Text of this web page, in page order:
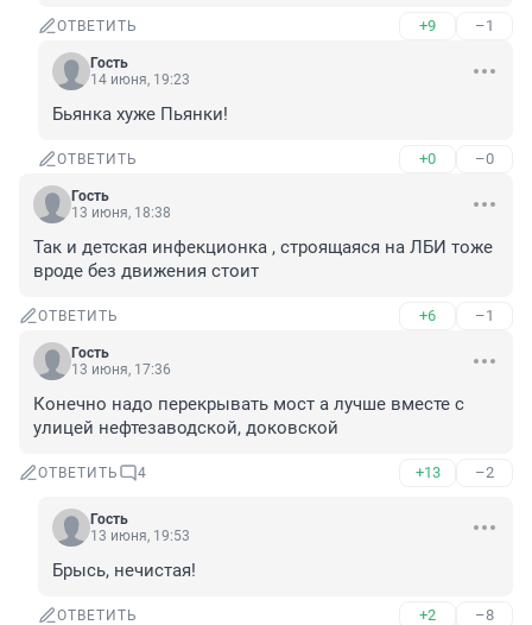
ОТВЕТИТЬ +9 –1
Гость
14 июня, 19:23
Бьянка хуже Пьянки!
ОТВЕТИТЬ +0 –0
Гость
13 июня, 18:38
Так и детская инфекционка , строящаяся на ЛБИ тоже
вроде без движения стоит
ОТВЕТИТЬ +6 –1
Гость
13 июня, 17:36
Конечно надо перекрывать мост а лучше вместе с
улицей нефтезаводской, доковской
ОТВЕТИТЬ 4 +13 –2
Гость
13 июня, 19:53
Брысь, нечистая!
ОТВЕТИТЬ +2 –8